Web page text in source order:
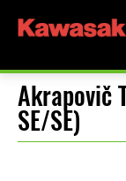
Akrapovič
SE/SE)